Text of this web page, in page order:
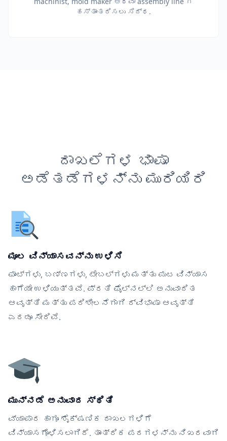
ಹಸ್ತಾಂತರಿಸಲು ಸಿದ್ಧ.
ದಾಖಲೆಗಳ ಭಾಷಾ
ಅಡೆತಡೆಗಳನ್ನು ಮುರಿಯಿರಿ
ಮೂಲ ವಿನ್ಯಾಸವನ್ನು ಉಳಿಸಿ
ಫಾಂಟ್‌ಗಳು, ಬಣ್ಣಗಳು, ಟೇಬಲ್‌ಗಳು ಮತ್ತು ಪುಟ ವಿನ್ಯಾಸ
ಹಾಗೆಯೇ ಉಳಿಯುತ್ತವೆ. ಪ್ರತಿ ಫೈಲ್‌ನಲ್ಲಿ ಅನುವಾದಿತ
ಆವೃತ್ತಿ ಮತ್ತು ಪರಿಶೀಲನೆಗಾಗಿ ದ್ವಿಭಾಷಾ ಆವೃತ್ತಿ
ಎರಡೂ ಸೇರಿವೆ.
ಮುನ್ನಡೆ ಅನುವಾದ ಸ್ಥಿತಿ
ವ್ಯಾಪಾರ ಹಾಗೂ ಶೈಕ್ಷಣಿಕ ದಾಖಲಗಳಿಗೆ
ವಿನ್ಯಾಸಗೊಳಿಸಲಾಗಿದೆ. ತಾಂತ್ರಿಕ ಪದಗಳನ್ನು ನಿಖರವಾಗಿ